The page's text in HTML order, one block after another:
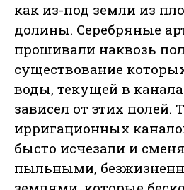
как из-под земли из
долины. Серебряные
прошивали наквозь
существование
воды, текущей в
зависел от этих полей.
ирригационных
бысто исчезали и
пыльными,